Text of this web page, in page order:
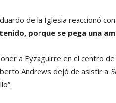
de la Iglesia reaccionó
porque se pega una
a Eyzaguirre en el centro
Andrews dejó de asistir a